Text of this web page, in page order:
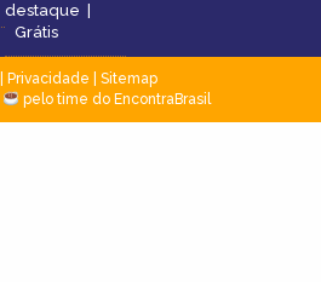
destaque
Grátis
Privacidade
Sitemap
pelo time do EncontraBrasil